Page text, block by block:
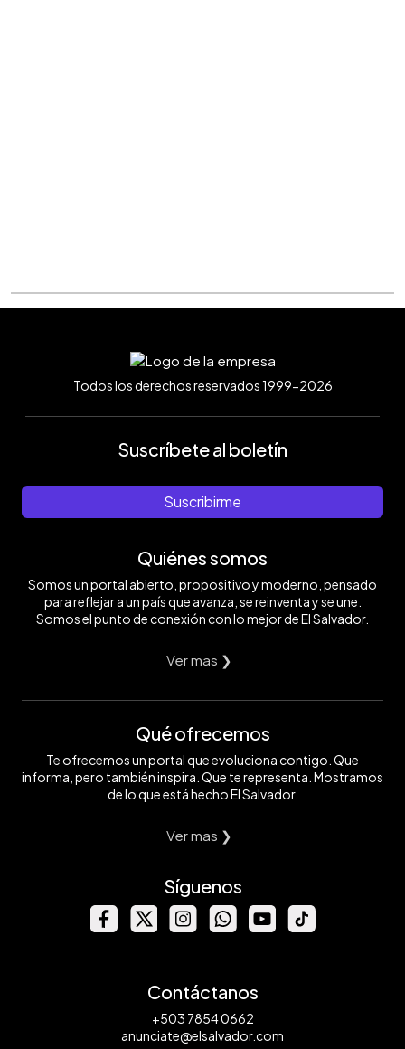
Todos los derechos reservados 1999-2026
Suscríbete al boletín
Suscribirme
Quiénes somos
Somos un portal abierto, propositivo y moderno, pensado
para reflejar a un país que avanza, se reinventa y se une.
Somos el punto de conexión con lo mejor de El Salvador.
Ver mas ❯
Qué ofrecemos
Te ofrecemos un portal que evoluciona contigo. Que
informa, pero también inspira. Que te representa. Mostramos
de lo que está hecho El Salvador.
Ver mas ❯
Síguenos
Contáctanos
+503 7854 0662
anunciate@elsalvador.com